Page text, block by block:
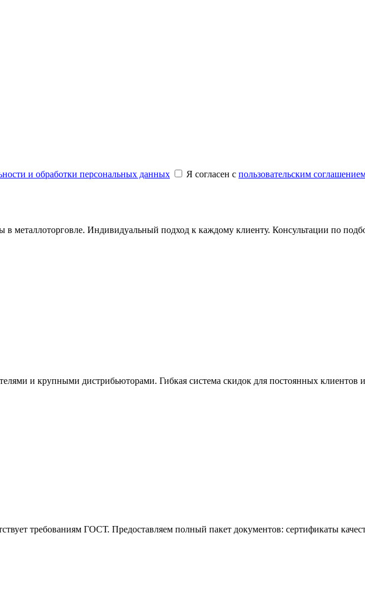
и обработки персональных данных Я согласен с пользовательским
металлоторговле. Индивидуальный подход к каждому клиенту. Консультации по
и крупными дистрибьюторами. Гибкая система скидок для постоянных клиентов
требованиям ГОСТ. Предоставляем полный пакет документов: сертификаты